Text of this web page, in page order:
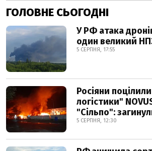
ГОЛОВНЕ СЬОГОДНІ
У РФ атака
один великий
5 СЕРПНЯ, 17:55
Росіяни
логістики"
"Сільпо":
5 СЕРПНЯ, 12:30